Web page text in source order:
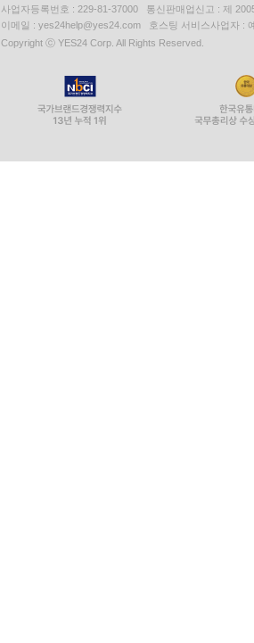
사업자등록번호 : 229-81-37000 통신판매업신고 : 제
이메일 : yes24help@yes24.com 호스팅 서비스사업자 :
Copyright ⓒ YES24 Corp. All Rights Reserved.